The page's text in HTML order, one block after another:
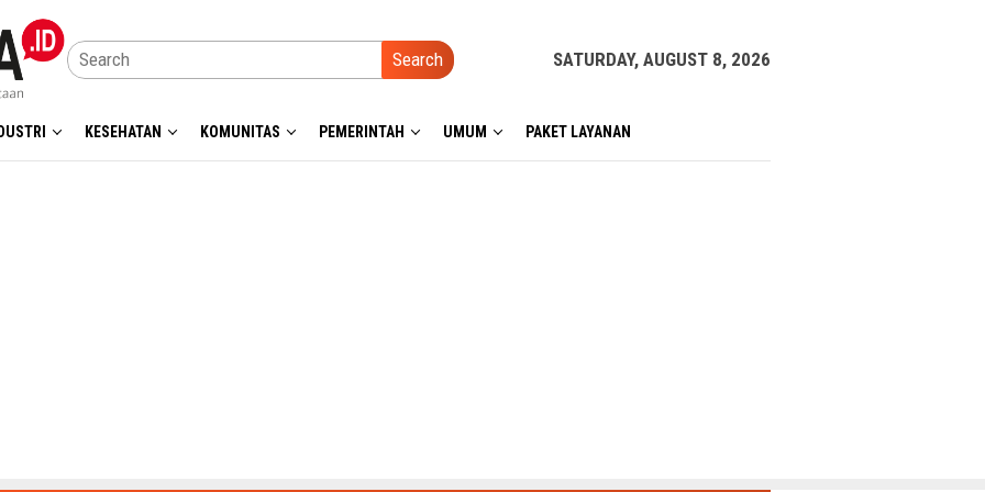
Search SATURDAY, AUGUST 8, 2026
KESEHATAN KOMUNITAS PEMERINTAH UMUM PAKET LAYANAN